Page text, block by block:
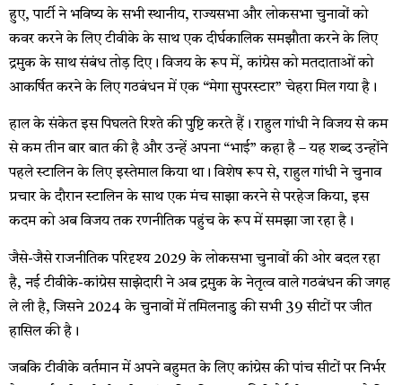
हुए, पार्टी ने भविष्य के सभी स्थानीय, राज्यसभा और लोकसभा चुनावों को
कवर करने के लिए टीवीके के साथ एक दीर्घकालिक समझौता करने के लिए
द्रमुक के साथ संबंध तोड़ दिए। विजय के रूप में, कांग्रेस को मतदाताओं को
आकर्षित करने के लिए गठबंधन में एक “मेगा सुपरस्टार” चेहरा मिल गया है।
हाल के संकेत इस पिघलते रिश्ते की पुष्टि करते हैं। राहुल गांधी ने विजय से कम
से कम तीन बार बात की है और उन्हें अपना “भाई” कहा है – यह शब्द उन्होंने
पहले स्टालिन के लिए इस्तेमाल किया था। विशेष रूप से, राहुल गांधी ने चुनाव
प्रचार के दौरान स्टालिन के साथ एक मंच साझा करने से परहेज किया, इस
कदम को अब विजय तक रणनीतिक पहुंच के रूप में समझा जा रहा है।
जैसे-जैसे राजनीतिक परिदृश्य 2029 के लोकसभा चुनावों की ओर बदल रहा
है, नई टीवीके-कांग्रेस साझेदारी ने अब द्रमुक के नेतृत्व वाले गठबंधन की जगह
ले ली है, जिसने 2024 के चुनावों में तमिलनाडु की सभी 39 सीटों पर जीत
हासिल की है।
जबकि टीवीके वर्तमान में अपने बहुमत के लिए कांग्रेस की पांच सीटों पर निर्भर